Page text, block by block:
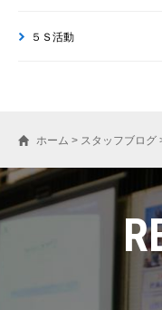
５Ｓ活動
ホーム > スタッフブログ